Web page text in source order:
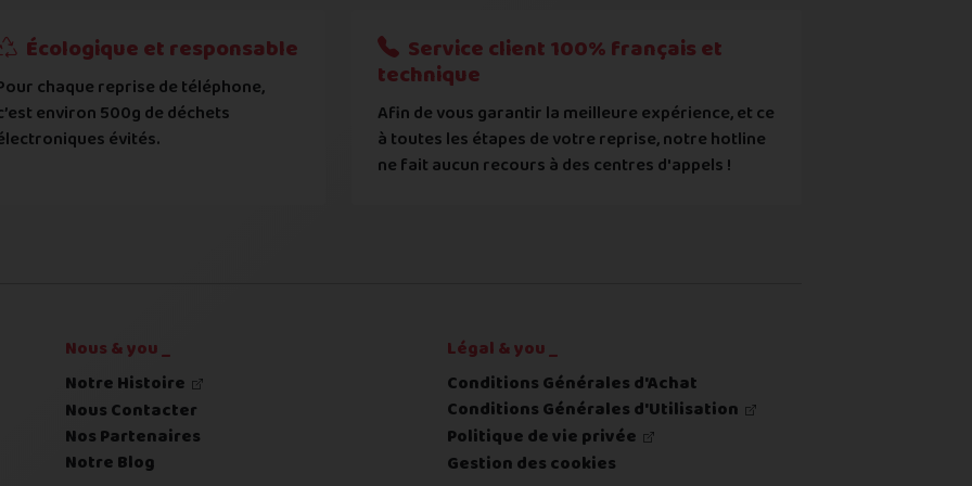
de votre appareil :
vérifié par notre atelier
et l'état expertisé fera l'objet d'une contre-offre ou du renvoi du produit
Écologique et responsable
chaque reprise de téléphone,
environ 500g de déchets
évités.
Service client 100% français et
technique
Afin de vous garantir la meilleure expérience, et ce
à toutes les étapes de votre reprise, notre hotline
ne fait aucun recours à des centres d'appels !
Nous & you _
Notre Histoire
Nous Contacter
Nos Partenaires
Notre Blog
Légal & you _
Conditions Générales d'Achat
Conditions Générales d'Utilisation
Politique de vie privée
Gestion des cookies